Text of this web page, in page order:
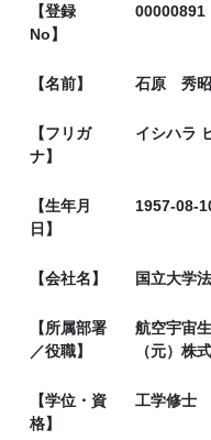
【登録
No】
00000891
【名前】 石原 秀昭
【フリガ
ナ】
イシハラ
【生年月
日】
1957-08-
【会社名】 国立大学
【所属部署
／役職】
航空宇宙
（元）株
【学位・資
格】
工学修士